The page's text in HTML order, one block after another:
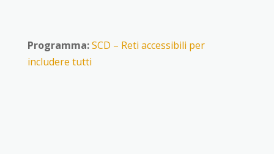
Programma:SCD – Reti accessibili per
includere tutti